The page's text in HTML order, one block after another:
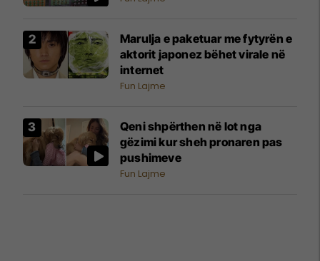
Marulja e paketuar me fytyrën e
aktorit japonez bëhet virale në
internet
Fun Lajme
Qeni shpërthen në lot nga
gëzimi kur sheh pronaren pas
pushimeve
Fun Lajme